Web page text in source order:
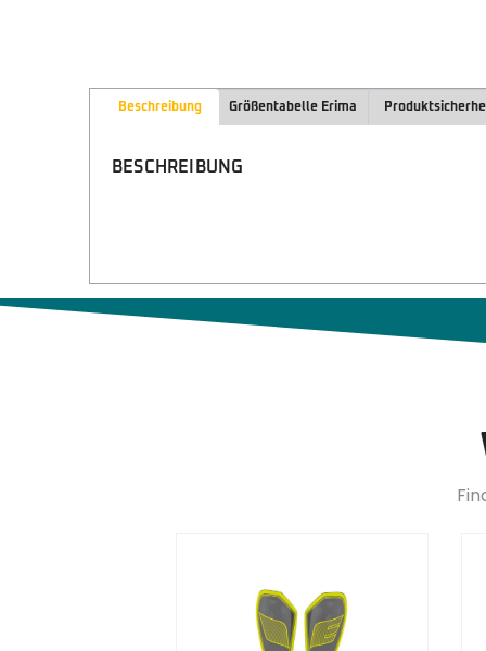
Beschreibung Größentabelle Erima
BESCHREIBUNG